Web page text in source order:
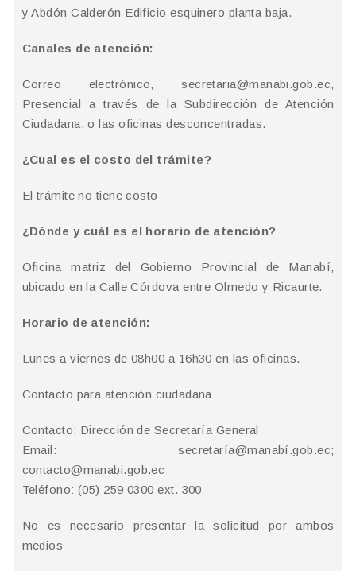
y Abdón Calderón Edificio esquinero planta baja.
Canales de atención:
Correo electrónico,secretaria@manabi.gob.ec,
Presencial a través de la Subdirección de Atención
Ciudadana, o las oficinas desconcentradas.
¿Cual es el costo del trámite?
El trámite no tiene costo
¿Dónde y cuál es el horario de atención?
Oficina matriz del Gobierno Provincial de Manabí,
ubicado en la Calle Córdova entre Olmedo y Ricaurte.
Horario de atención:
Lunes a viernes de 08h00 a 16h30 en las oficinas.
Contacto para atención ciudadana
Contacto: Dirección de Secretaría General
Email: secretaría@manabí.gob.ec;
contacto@manabi.gob.ec
Teléfono: (05) 259 0300 ext. 300
No es necesario presentar la solicitud por ambos
medios